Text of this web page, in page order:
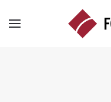
Zum Hauptinhalt